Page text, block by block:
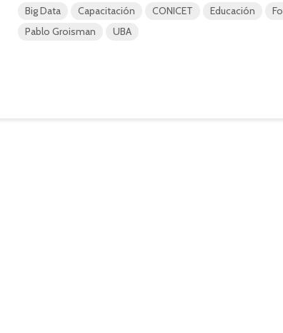
Big Data Capacitación CONICET Educación
Pablo Groisman
UBA